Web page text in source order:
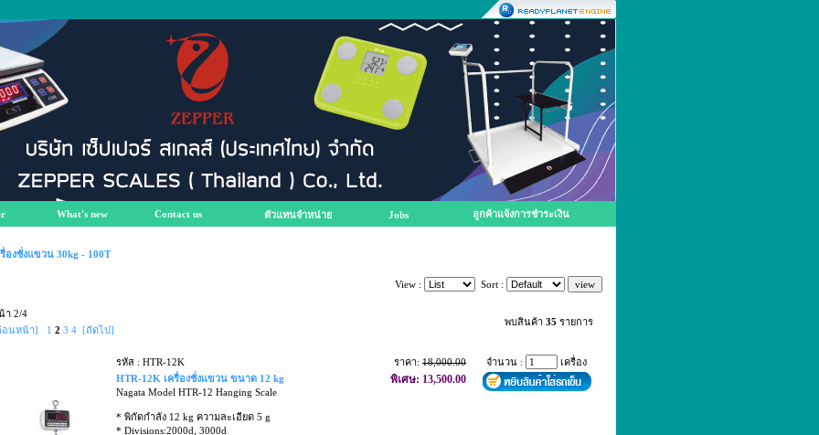
What's new Contact us ตัวแทนจำหน่าย Jobs ลูกค้าแจ้งการชำระเงิน
องชั่งแขวน 30kg - 100T
View : Sort :
า 2/4
อนหน้า]
1 2 3 4 [ถัดไป]
พบสินค้า 35 รายการ
รหัส : HTR-12K
HTR-12K เครื่องชั่งแขวน ขนาด 12 kg
Nagata Model HTR-12 Hanging Scale
* พิกัดกำลัง 12 kg ความละเอียด 5 g
* Divisions:2000d, 3000d
ราคา: 18,000.00
พิเศษ: 13,500.00
จำนวน : เครื่อง